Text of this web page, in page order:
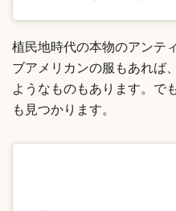
植民地時代の本物のアンテ
ブアメリカンの服もあれば
ようなものもあります。で
も見つかります。